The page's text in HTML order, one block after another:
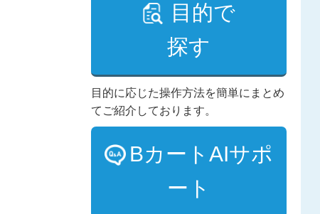
目的で
探す
目的に応じた操作方法を簡単にまとめ
てご紹介しております。
BカートAIサポ
ート